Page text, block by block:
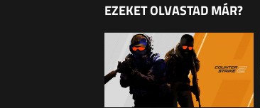
EZEKET OLVASTAD MÁR?